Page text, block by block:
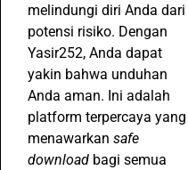
melindungi diri Anda dari
potensi risiko. Dengan
Yasir252, Anda dapat
yakin bahwa unduhan
Anda aman. Ini adalah
platform terpercaya yang
menawarkan safe
download bagi semua